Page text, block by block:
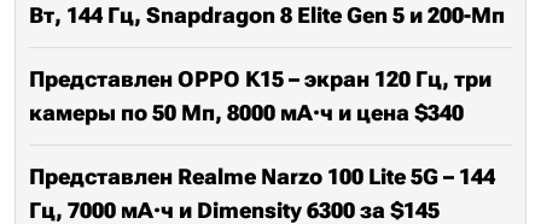
Вт, 144 Гц, Snapdragon 8 Elite Gen 5 и 200-Мп
Представлен OPPO K15 – экран 120 Гц, три
камеры по 50 Мп, 8000 мА·ч и цена $340
Представлен Realme Narzo 100 Lite 5G – 144
Гц, 7000 мА·ч и Dimensity 6300 за $145